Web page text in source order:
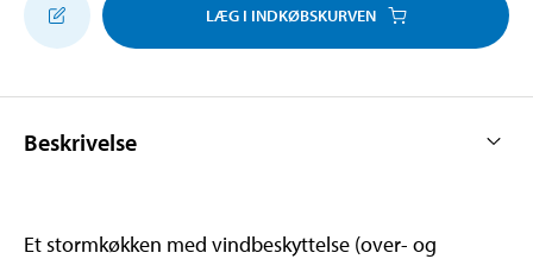
LÆG I INDKØBSKURVEN
Beskrivelse
Et stormkøkken med vindbeskyttelse (over- og